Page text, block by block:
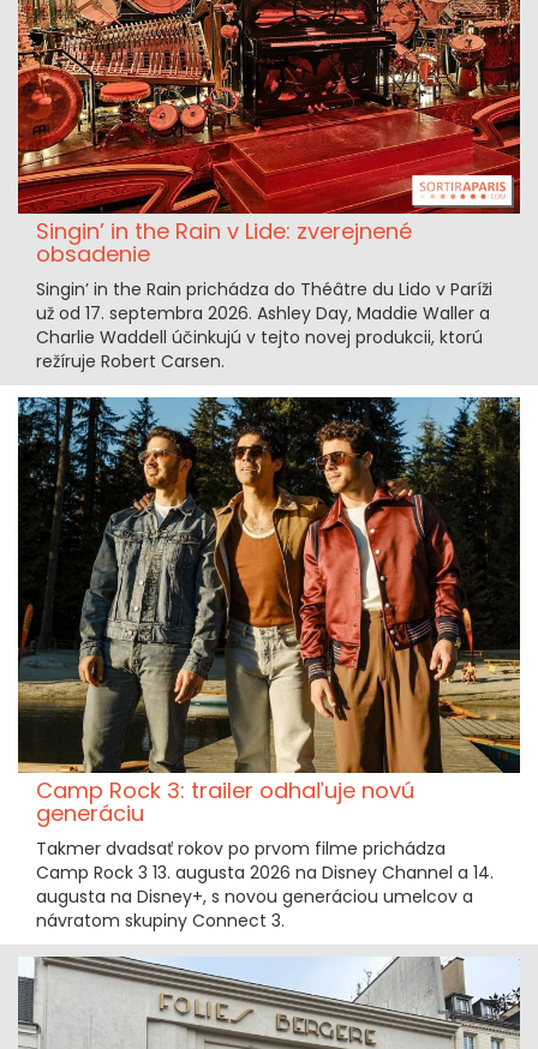
Singin’ in the Rain v Lide: zverejnené
obsadenie
Singin’ in the Rain prichádza do Théâtre du Lido v Paríži
už od 17. septembra 2026. Ashley Day, Maddie Waller a
Charlie Waddell účinkujú v tejto novej produkcii, ktorú
režíruje Robert Carsen.
Camp Rock 3: trailer odhaľuje novú
generáciu
Takmer dvadsať rokov po prvom filme prichádza
Camp Rock 3 13. augusta 2026 na Disney Channel a 14.
augusta na Disney+, s novou generáciou umelcov a
návratom skupiny Connect 3.